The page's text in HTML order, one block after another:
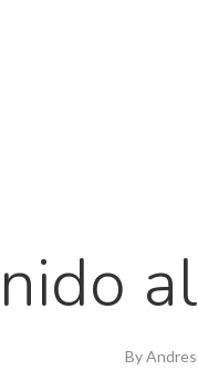
ByAndres